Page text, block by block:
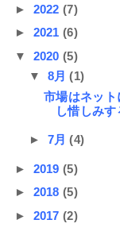
► 2022(7)
► 2021(6)
▼ 2020(5)
▼ 8月(1)
市場はネッ
し惜しみ
► 7月(4)
► 2019(5)
► 2018(5)
► 2017(2)